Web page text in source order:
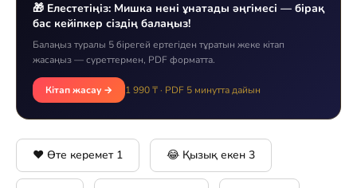
🎁 Елестетіңіз: Мишка нені ұнатады әңгімесі — бірақ
бас кейіпкер сіздің балаңыз!
Балаңыз туралы 5 бірегей ертегіден тұратын жеке кітап
жасаңыз — суреттермен, PDF форматта.
Кітап жасау → 1 990 ₸ · PDF 5 минутта дайын
❤️ Өте керемет 1 😂 Қызық екен 3